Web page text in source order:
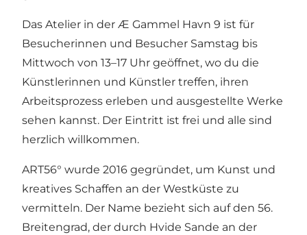
Das Atelier in der Æ Gammel Havn 9 ist für
Besucherinnen und Besucher Samstag bis
Mittwoch von 13–17 Uhr geöffnet, wo du die
Künstlerinnen und Künstler treffen, ihren
Arbeitsprozess erleben und ausgestellte Werke
sehen kannst. Der Eintritt ist frei und alle sind
herzlich willkommen.
ART56° wurde 2016 gegründet, um Kunst und
kreatives Schaffen an der Westküste zu
vermitteln. Der Name bezieht sich auf den 56.
Breitengrad, der durch Hvide Sande an der